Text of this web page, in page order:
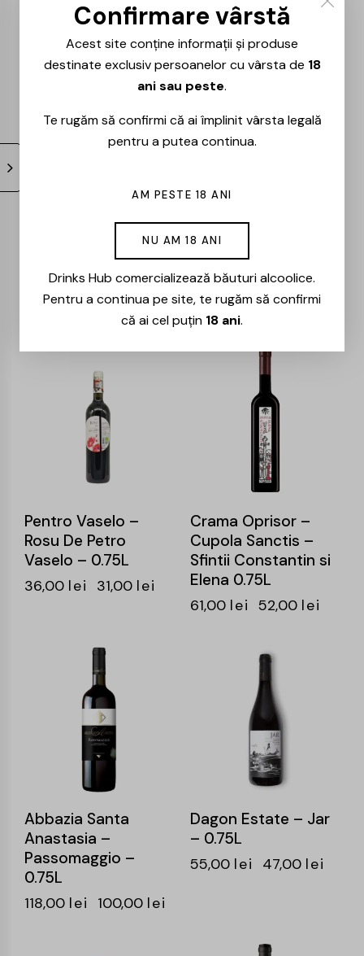
lei 101,00lei 91,00 lei 77,00
Univers – Merlot –
0.75L
61,00lei 52,00lei
-15%
Cote – Rouge –
Cabernet Sauvignon
& Merlot – 0.75l
74,00lei 63,00lei
Pentro Vaselo –
Rosu De Petro
Vaselo – 0.75L
36,00 lei 31,00 lei
Crama Oprisor –
Cupola Sanctis –
Sfintii Constantin si
Elena 0.75L
61,00 lei 52,00 lei
Abbazia Santa
Anastasia –
Passomaggio –
0.75L
118,00 lei 100,00 lei
Dagon Estate – Jar
– 0.75L
55,00 lei 47,00 lei
Confirmare vârstă
Acest site conține informații și produse
destinate exclusiv persoanelor cu vârsta de 18
ani sau peste.
Te rugăm să confirmi că ai împlinit vârsta legală
pentru a putea continua.
AM PESTE 18 ANI
NU AM 18 ANI
Drinks Hub comercializează băuturi alcoolice.
Pentru a continua pe site, te rugăm să confirmi
că ai cel puțin 18 ani.